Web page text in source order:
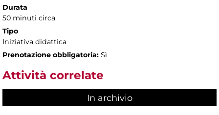
Durata
50 minuti circa
Tipo
Iniziativa didattica
Prenotazione obbligatoria: Sì
Attività correlate
In archivio